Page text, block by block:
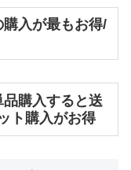
入が最もお得/
購入すると送
ト購入がお得